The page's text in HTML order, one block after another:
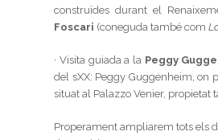
construïdes durant el
Foscari (coneguda també com
· Visita guiada a la Peggy
del sXX: Peggy Guggenheim, on
situat al Palazzo Venier, propietat
Properament ampliarem tots els